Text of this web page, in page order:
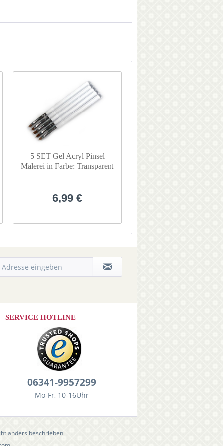
5 SET Gel Acryl Pinsel
Malerei in Farbe: Transparent
6,99 €
SERVICE HOTLINE
06341-9957299
Mo-Fr, 10-16Uhr
anders beschrieben